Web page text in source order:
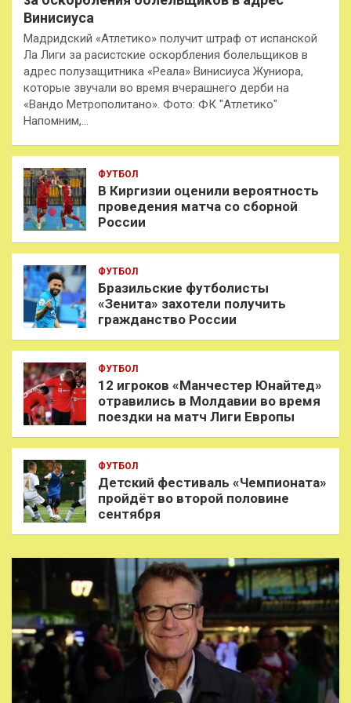
Винисиуса
Мадридский «Атлетико» получит штраф от испанской
Ла Лиги за расистские оскорбления болельщиков в
адрес полузащитника «Реала» Винисиуса Жуниора,
которые звучали во время вчерашнего дерби на
«Вандо Метрополитано». Фото: ФК "Атлетико"
Напомним,…
ФУТБОЛ
В Киргизии оценили вероятность
проведения матча со сборной
России
ФУТБОЛ
Бразильские футболисты
«Зенита» захотели получить
гражданство России
ФУТБОЛ
12 игроков «Манчестер Юнайтед»
отравились в Молдавии во время
поездки на матч Лиги Европы
ФУТБОЛ
Детский фестиваль «Чемпионата»
пройдёт во второй половине
сентября